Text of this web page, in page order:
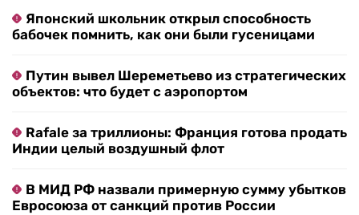
Японский школьник открыл способность
бабочек помнить, как они были гусеницами
Путин вывел Шереметьево из стратегических
объектов: что будет с аэропортом
Rafale за триллионы: Франция готова продать
Индии целый воздушный флот
В МИД РФ назвали примерную сумму убытков
Евросоюза от санкций против России